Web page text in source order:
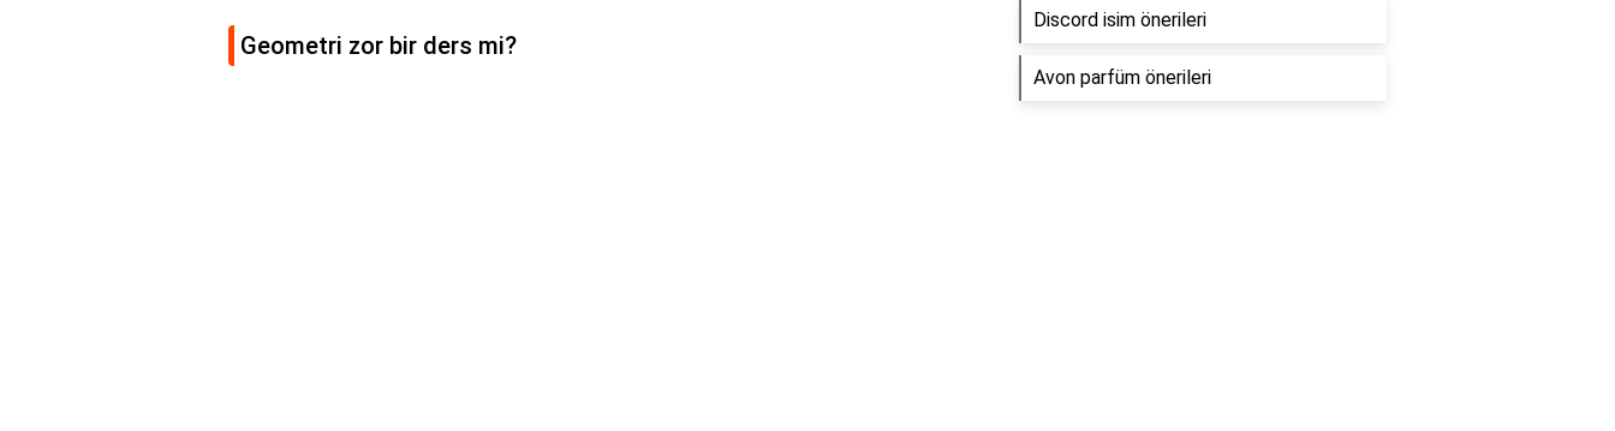
Geometri zor bir ders mi?
Discord isim önerileri
Avon parfüm önerileri